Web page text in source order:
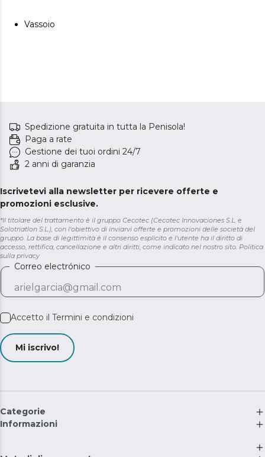
Vassoio
Spedizione gratuita in tutta la Penisola!
Paga a rate
Gestione dei tuoi ordini 24/7
2 anni di garanzia
Iscrivetevi alla newsletter per ricevere offerte e
promozioni esclusive.
*Il titolare del trattamento è il gruppo Cecotec (Cecotec Innovaciones S.L. e
Solotriatlon S.L.), con l'obiettivo di inviarvi offerte e promozioni delle società del
gruppo. La base di legittimità è il consenso esplicito e l'utente ha il diritto di
accesso, rettifica, cancellazione e altri diritti, come indicato nel nostro sito. Politica
sulla privacy
Correo electrónico
Accetto il Termini e condizioni
Mi iscrivo!
Categorie
Informazioni